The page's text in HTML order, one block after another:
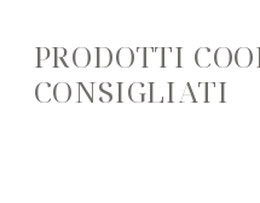
PRODOTTI
CONSIGLIATI